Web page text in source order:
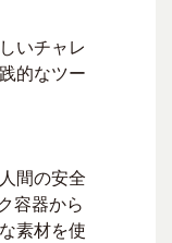
いチャレ
的なツー
間の安全
容器から
素材を使